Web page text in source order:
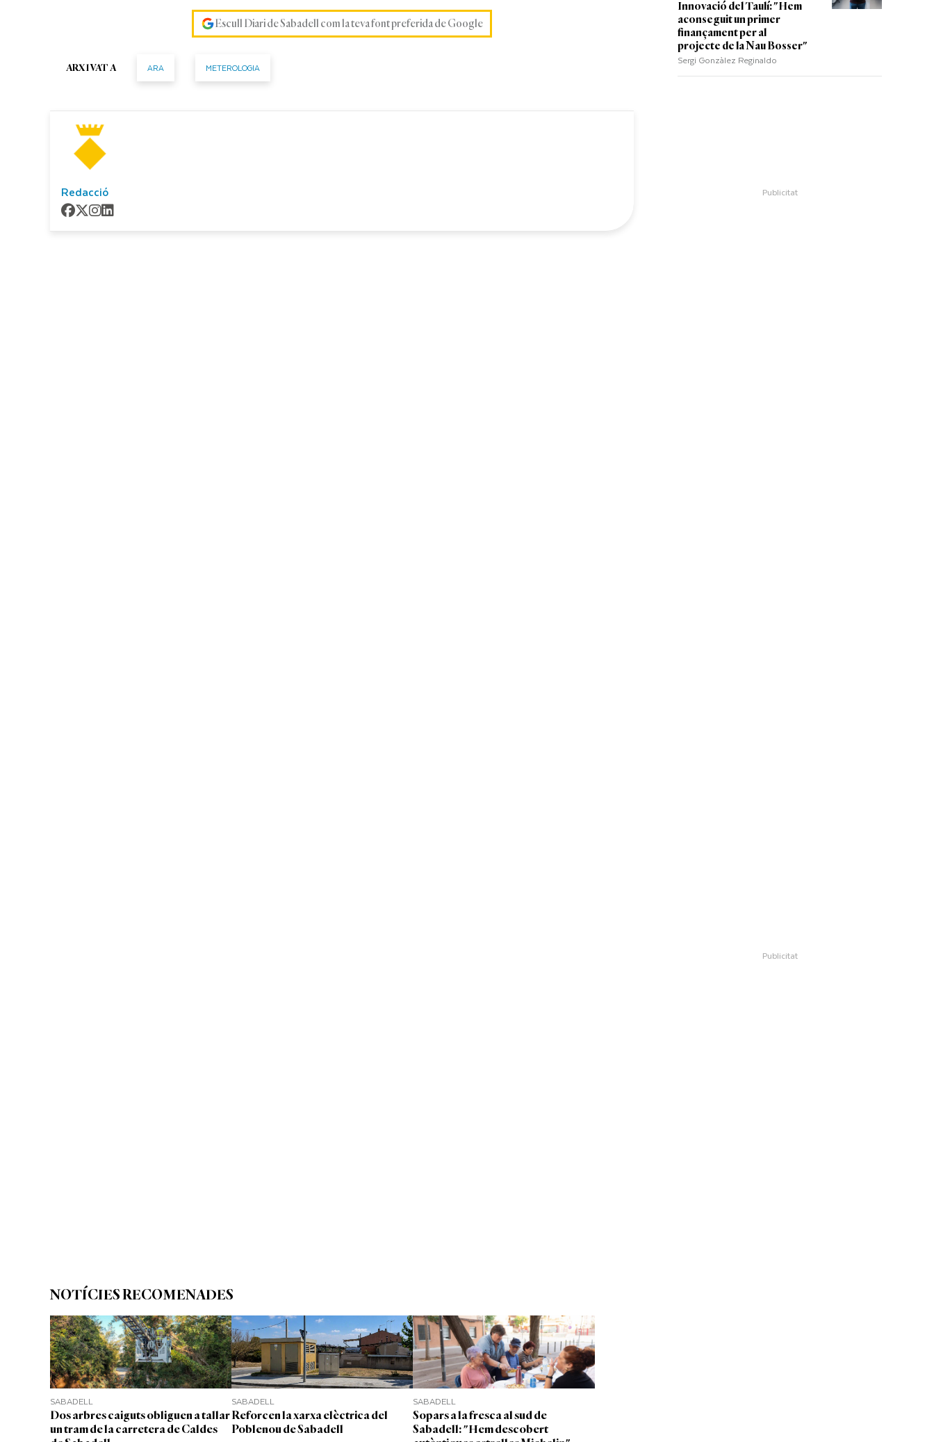
Innovació del Taulí: "Hem
aconseguit un primer
finançament per al
projecte de la Nau Bosser"
Sergi Gonzàlez Reginaldo
Escull Diari de Sabadell com la teva font preferida de Google
ARXIVAT A ARA METEROLOGIA
Redacció
NOTÍCIES RECOMENADES
SABADELL
Dos arbres caiguts obliguen a tallar
un tram de la carretera de Caldes
SABADELL
Reforcen la xarxa elèctrica del
Poblenou de Sabadell
SABADELL
Sopars a la fresca al sud de
Sabadell: "Hem descobert